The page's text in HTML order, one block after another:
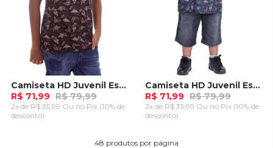
Camiseta HD Juvenil Especial Estampada Island Preta
R$ 71,99 R$ 79,99
2x de R$ 35,99 Ou no Pix (10% de
desconto)
Camiseta HD Juvenil Especial Estampada Island Azul Marinho
R$ 71,99 R$ 79,99
2x de R$ 35,99 Ou no Pix (10% de
desconto)
48 produtos por página